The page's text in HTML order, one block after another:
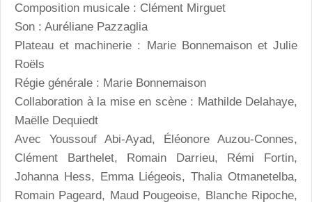
Composition musicale : Clément Mirguet
Son : Auréliane Pazzaglia
Plateau et machinerie : Marie Bonnemaison et Julie
Roëls
Régie générale : Marie Bonnemaison
Collaboration à la mise en scène : Mathilde Delahaye,
Maëlle Dequiedt
Avec Youssouf Abi-Ayad, Éléonore Auzou-Connes,
Clément Barthelet, Romain Darrieu, Rémi Fortin,
Johanna Hess, Emma Liégeois, Thalia Otmanetelba,
Romain Pageard, Maud Pougeoise, Blanche Ripoche,